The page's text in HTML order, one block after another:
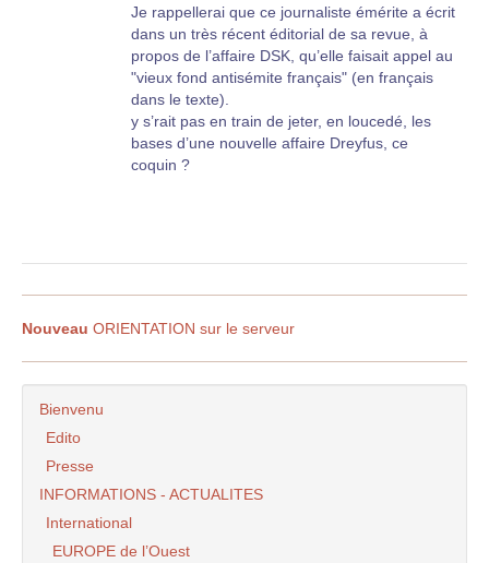
Je rappellerai que ce journaliste émérite a écrit
dans un très récent éditorial de sa revue, à
propos de l’affaire DSK, qu’elle faisait appel au
"vieux fond antisémite français" (en français
dans le texte).
y s’rait pas en train de jeter, en loucedé, les
bases d’une nouvelle affaire Dreyfus, ce
coquin ?
Nouveau ORIENTATION sur le serveur
Bienvenu
Edito
Presse
INFORMATIONS - ACTUALITES
International
EUROPE de l’Ouest